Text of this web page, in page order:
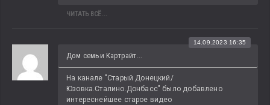
ЧИТАТЬ ВСЁ...
Дом семьи Картрайт...
14.09.2023 16:35
На канале "Старый Донецкий/
Юзовка.Сталино.Донбасс" было добавлено
интереснейшее старое видео